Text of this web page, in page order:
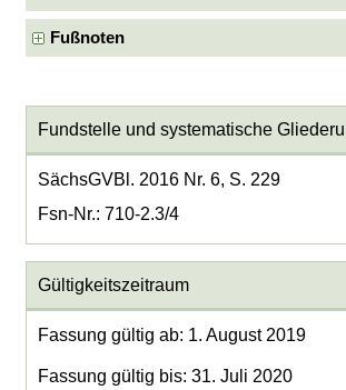
Fußnoten
Fundstelle und systematische
SächsGVBl. 2016 Nr. 6, S. 229
Fsn-Nr.: 710-2.3/4
Gültigkeitszeitraum
Fassung gültig ab: 1. August 2019
Fassung gültig bis: 31. Juli 2020